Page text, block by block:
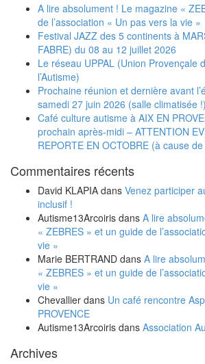
A lire absolument ! Le magazine «
de l’association « Un pas vers la vie »
Festival JAZZ des 5 continents à
FABRE) du 08 au 12 juillet 2026
Le réseau UPPAL (Union Provençale
l’Autisme)
Prochaine réunion et dernière avant
samedi 27 juin 2026 (salle climatisée !)
Café culture autisme à AIX EN
prochain après-midi – ATTENTION
REPORTE EN OCTOBRE (à cause
Commentaires récents
David KLAPIA dans Venez participer
inclusif !
Autisme13Arcoiris dans A lire
« ZEBRES » et un guide de
vie »
Marie BERTRAND dans A lire
« ZEBRES » et un guide de
vie »
Chevallier dans Un café rencontre
PROVENCE
Autisme13Arcoiris dans Association
Archives